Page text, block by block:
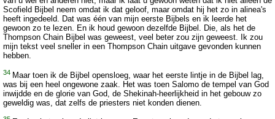
Scofield Bijbel neem omdat ik dat geloof, maar omdat hij het zo in alinea's
heeft ingedeeld. Dat was één van mijn eerste Bijbels en ik leerde het
gewoon zo te lezen. En ik houd gewoon dezelfde Bijbel. Die, als het de
Thompson Chain Bijbel was geweest, veel beter zou zijn geweest. Ik zou
mijn tekst veel sneller in een Thompson Chain uitgave gevonden kunnen
hebben.
34 Maar toen ik de Bijbel opensloeg, waar het eerste lintje in de Bijbel lag,
was bij een heel ongewone zaak. Het was toen Salomo de tempel van God
inwijdde en de glorie van God, de Shekinah-heerlijkheid in het gebouw zo
geweldig was, dat zelfs de priesters niet konden dienen.